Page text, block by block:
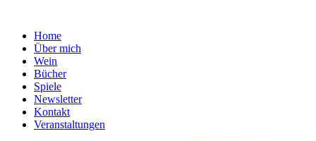
Home
Über mich
Wein
Bücher
Spiele
Newsletter
Kontakt
Veranstaltungen